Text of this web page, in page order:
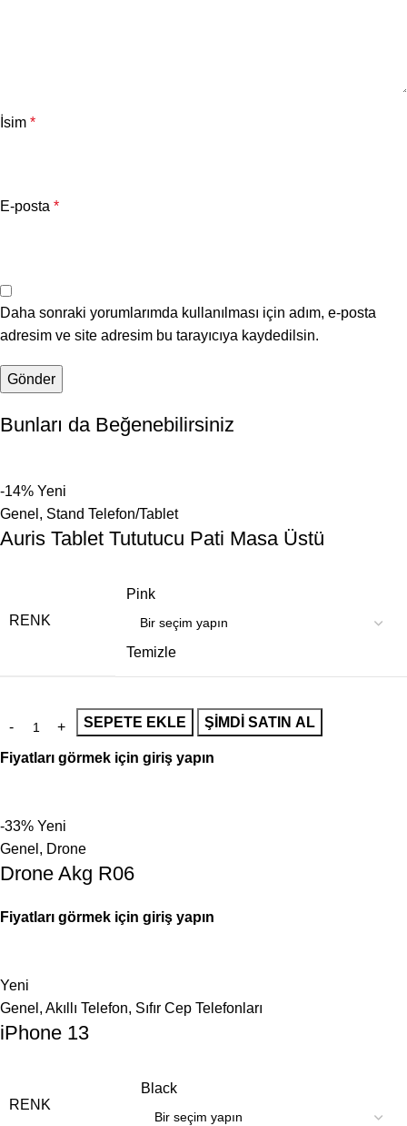
İsim *
E-posta *
Daha sonraki yorumlarımda kullanılması için adım, e-posta
adresim ve site adresim bu tarayıcıya kaydedilsin.
Bunları da Beğenebilirsiniz
-14% Yeni
Genel , Stand Telefon/Tablet
Auris Tablet Tututucu Pati Masa Üstü
RENK
Pink
Temizle
SEPETE EKLE ŞIMDI SATIN AL
Fiyatları görmek için giriş yapın
-33% Yeni
Genel , Drone
Drone Akg R06
Fiyatları görmek için giriş yapın
Yeni
Genel , Akıllı Telefon, Sıfır Cep Telefonları
iPhone 13
RENK
Black